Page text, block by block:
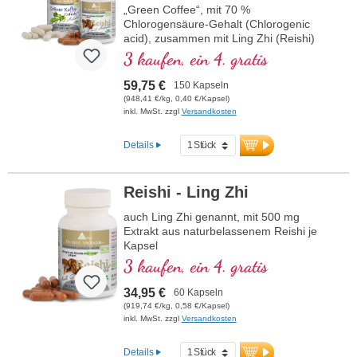
„Green Coffee“, mit 70 %
Chlorogensäure-Gehalt (Chlorogenic
acid), zusammen mit Ling Zhi (Reishi)
3 kaufen, ein 4. gratis
59,75 € 150 Kapseln
(948,41 €/kg, 0,40 €/Kapsel)
inkl. MwSt. zzgl Versandkosten
Details
Reishi - Ling Zhi
auch Ling Zhi genannt, mit 500 mg
Extrakt aus naturbelassenem Reishi je
Kapsel
3 kaufen, ein 4. gratis
34,95 € 60 Kapseln
(919,74 €/kg, 0,58 €/Kapsel)
inkl. MwSt. zzgl Versandkosten
Details